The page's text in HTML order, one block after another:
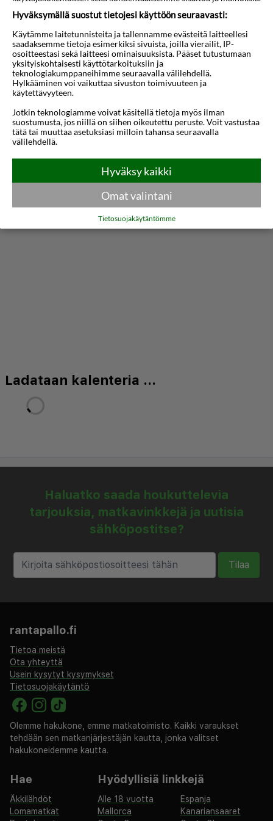
tuoreita hedelmiä ja vihanneksia, joten voit
helposti täyttää jääkaappisi omilla suosikeillasi.
Hotelli koostuu kahdesta rakennuksesta mukavan
allasalueen ympärillä, jossa on pääallas ja toinen
uima-allas vesiliukumäkineen. Perheen pienimmille
löytyy myös kaksi erillistä lastenallasta.
Hotelli houkuttelee matkailijoita, jotka haluavat
päästä kävellen rannalle tai keskustaan.
Sesonkiaikana hotellilla on myös ilmainen bussi,
joka kulkee itäiselle rannalle pari kertaa päivässä.
Näytä lisää
Kartta
Ladataan kalenteria ...
Haluatko saada houkuttelevia
tarjouksia, matkavinkkejä ja uutisia
sähköpostitse?
Tilaa
rantapallo.fi
Tietoa meistä
Ota yhteyttä
Usein kysytyt kysymykset
Tietosuojakäytäntö
Olemme hakukone, emme matkatoimisto. Kaikki varaukset
tehdään sen matkanjärjestäjän kautta, jonka valitset
hakukoneidemme kautta.
Hae
Äkkilähdöt
Lomamatkat
Hyödyllisiä linkkejä
Alle 18 vuotta
Espanja
Mallorca
Kanariansaaret
Hyväksymällä suostut tietojesi käyttöön seuraavasti:
Käytämme laitetunnisteita ja tallennamme evästeitä laitteellesi
saadaksemme tietoja esimerkiksi sivuista, joilla vierailit, IP-
osoitteestasi sekä laitteesi ominaisuuksista. Pääset tutustumaan
yksityiskohtaisesti käyttötarkoituksiin ja
teknologiakumppaneihimme seuraavalla välilehdellä.
Hylkääminen voi vaikuttaa sivuston toimivuuteen ja
käytettävyyteen.
Jotkin teknologiamme voivat käsitellä tietoja myös ilman
suostumusta, jos niillä on siihen oikeutettu peruste. Voit vastustaa
tätä tai muuttaa asetuksiasi milloin tahansa seuraavalla
välilehdellä.
Hyväksy kaikki
Omat valintani
Tietosuojakäytäntömme